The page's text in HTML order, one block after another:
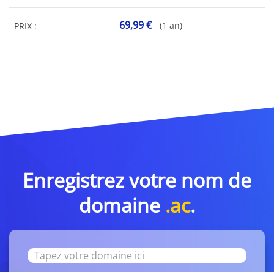
PRIX : 69,99 € (1 an)
Enregistrez votre nom de
domaine .ac.